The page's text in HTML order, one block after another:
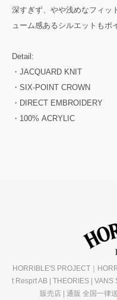
深すぎず、やや浅めなフィッ
ューム感あるシルエットもポ
Detail:
・JACQUARD KNIT
・SIX-POINT CROWN
・DIRECT EMBROIDERY
・100% ACRYLIC
HORRIBLE'S PROJECT｜
t Resprt AB | THEORIES |
販売店 | 通販 全国一律